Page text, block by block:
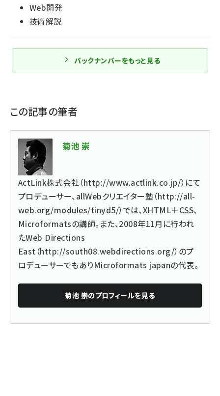
Web開発
技術解説
バックナンバーをもっと見る
この記事の筆者
菊池 崇
ActLink株式会社（http://www.actlink.co.jp/）にて
プロデューサー、allWebクリエイター塾（http://all-
web.org/modules/tinyd5/）では、XHTML＋CSS、
Microformatsの講師。また、2008年11月に行われ
たWeb Directions
East（http://south08.webdirections.org/）のプ
ロデューサーでもありMicroformats japanの代表。
菊池 崇のプロフィールを見る